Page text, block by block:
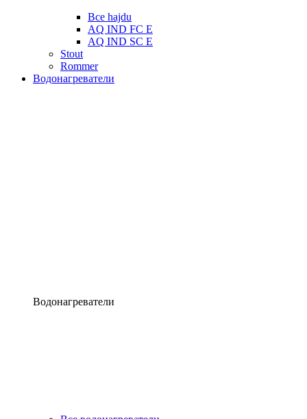
Все hajdu
AQ IND FC E
AQ IND SC E
Stout
Rommer
Водонагреватели
Водонагреватели